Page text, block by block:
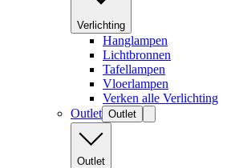
Verlichting
Hanglampen
Lichtbronnen
Tafellampen
Vloerlampen
Verken alle Verlichting
Outlet Outlet
Outlet